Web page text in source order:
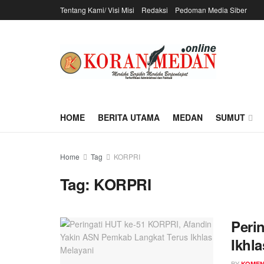
Tentang Kami/ Visi Misi Redaksi Pedoman Media Siber
HOME BERITA UTAMA MEDAN SUMUT
Home Tag KORPRI
Tag: KORPRI